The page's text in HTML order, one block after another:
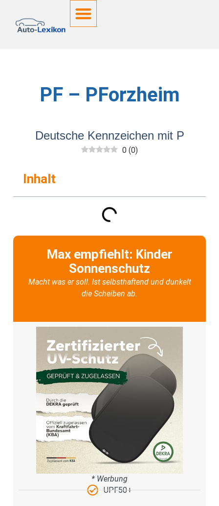
PF – PForzheim
Deutsche Kennzeichen mit P
0 (0)
Inhalt
Max empfiehlt: Kinder
Sonnenschutz
Macht was er soll. Ist selbsthaftend und dunkelt
die Scheiben ab.
* Werbung
UPF50+